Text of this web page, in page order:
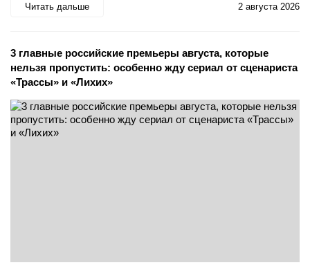
Читать дальше 2 августа 2026
3 главные российские премьеры августа, которые
нельзя пропустить: особенно жду сериал от сценариста
«Трассы» и «Лихих»